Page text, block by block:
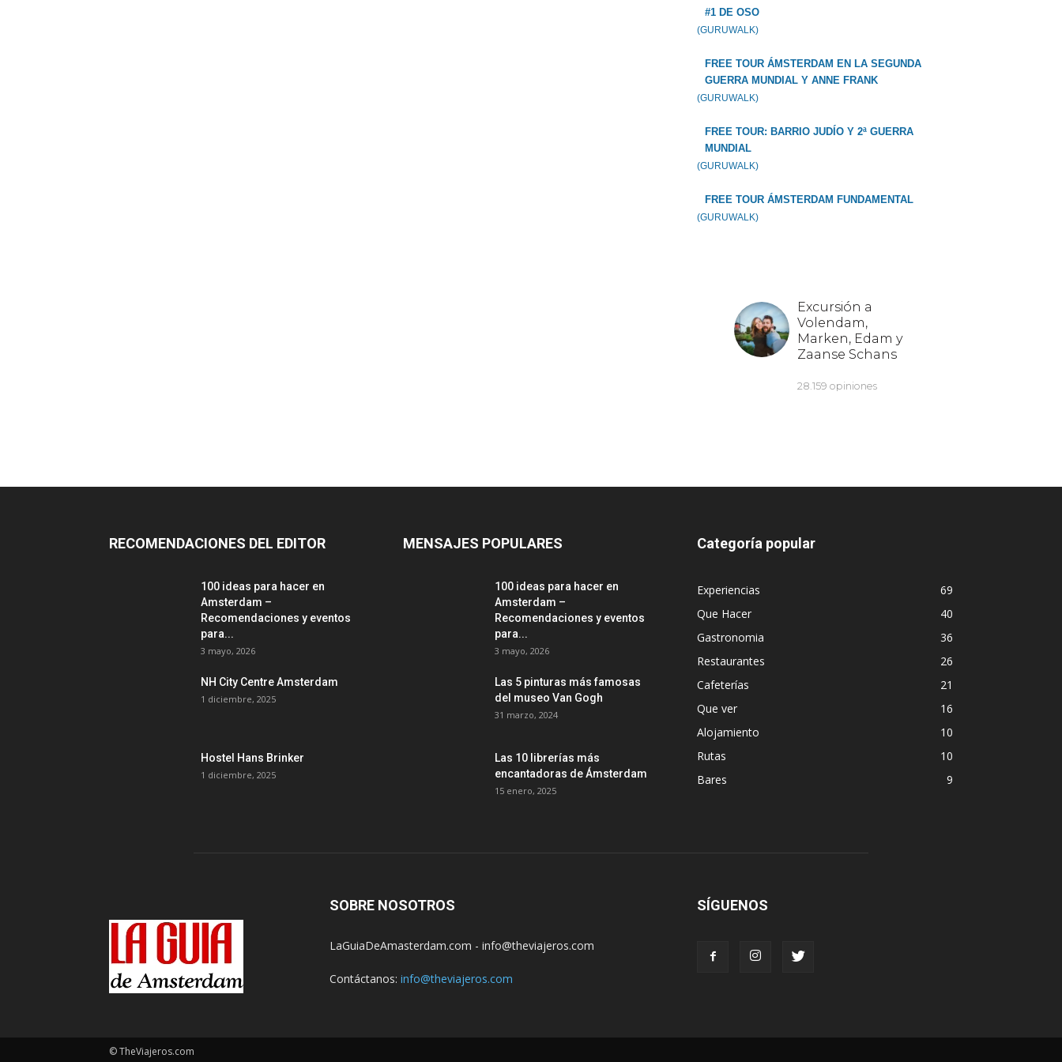
#1 DE OSO
(GURUWALK)
FREE TOUR ÁMSTERDAM EN LA SEGUNDA
GUERRA MUNDIAL Y ANNE FRANK
(GURUWALK)
FREE TOUR: BARRIO JUDÍO Y 2ª GUERRA
MUNDIAL
(GURUWALK)
FREE TOUR ÁMSTERDAM FUNDAMENTAL
(GURUWALK)
RECOMENDACIONES DEL EDITOR
100 ideas para hacer en
Amsterdam –
Recomendaciones y eventos
para...
3 mayo, 2026
NH City Centre Amsterdam
1 diciembre, 2025
Hostel Hans Brinker
1 diciembre, 2025
MENSAJES POPULARES
100 ideas para hacer en
Amsterdam –
Recomendaciones y eventos
para...
3 mayo, 2026
Las 5 pinturas más famosas
del museo Van Gogh
31 marzo, 2024
Las 10 librerías más
encantadoras de Ámsterdam
15 enero, 2025
Categoría popular
Experiencias
69
Que Hacer
40
Gastronomia
36
Restaurantes
26
Cafeterías
21
Que ver
16
Alojamiento
10
Rutas
10
Bares
9
SOBRE NOSOTROS
LaGuiaDeAmasterdam.com - info@theviajeros.com
Contáctanos: info@theviajeros.com
SÍGUENOS
© TheViajeros.com